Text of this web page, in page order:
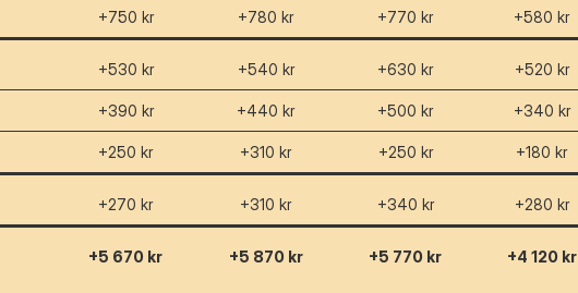
+750 kr +780 kr +770 kr +580 kr
+530 kr +540 kr +630 kr +520 kr
+390 kr +440 kr +500 kr +340 kr
+250 kr +310 kr +250 kr +180 kr
+270 kr +310 kr +340 kr +280 kr
+5 670 kr +5 870 kr +5 770 kr +4 120 kr